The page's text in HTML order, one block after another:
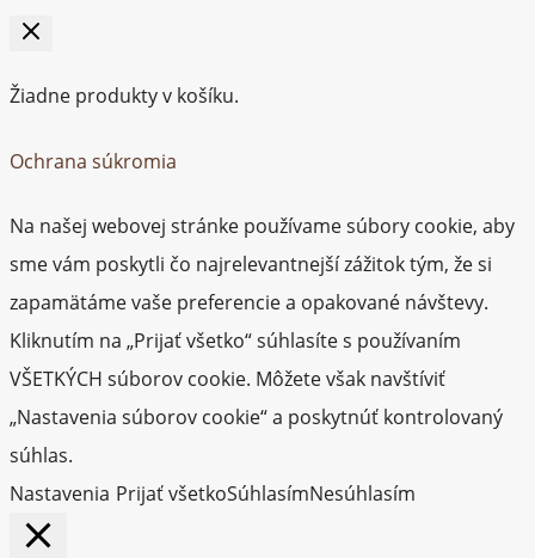
Žiadne produkty v košíku.
Ochrana súkromia
Na našej webovej stránke používame súbory cookie, aby
sme vám poskytli čo najrelevantnejší zážitok tým, že si
zapamätáme vaše preferencie a opakované návštevy.
Kliknutím na „Prijať všetko“ súhlasíte s používaním
VŠETKÝCH súborov cookie. Môžete však navštíviť
„Nastavenia súborov cookie“ a poskytnúť kontrolovaný
súhlas.
Nastavenia Prijať všetkoSúhlasímNesúhlasím